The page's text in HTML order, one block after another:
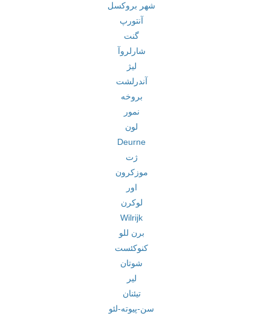
شهر بروکسل
آنتورپ
گنت
شارلروآ
لیژ
آندرلشت
بروخه
نمور
لون
Deurne
ژت
موزکرون
اور
لوکرن
Wilrijk
برن للو
کنوکئست
شوتان
لیر
تیئنان
سن-پیوته-لئو